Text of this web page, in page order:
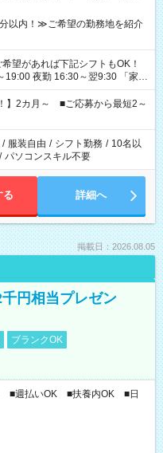
以内！≫ご希望の勤務地を紹介
夜勤 16:30～翌9:30 「家族
持って夕飯の準備がしたい」
など、ご希望を教えてください
。 合計で週40時間を超える場
】2カ月～ ■ご応募から最短2～
/ 服装自由 / シフト勤務 / 10名以
/ パソコンスキル不要
る 詳細へ
掲載日：2026.08.05
円相当プレゼン
ブランクOK
■週払いOK ■扶養内OK ■日